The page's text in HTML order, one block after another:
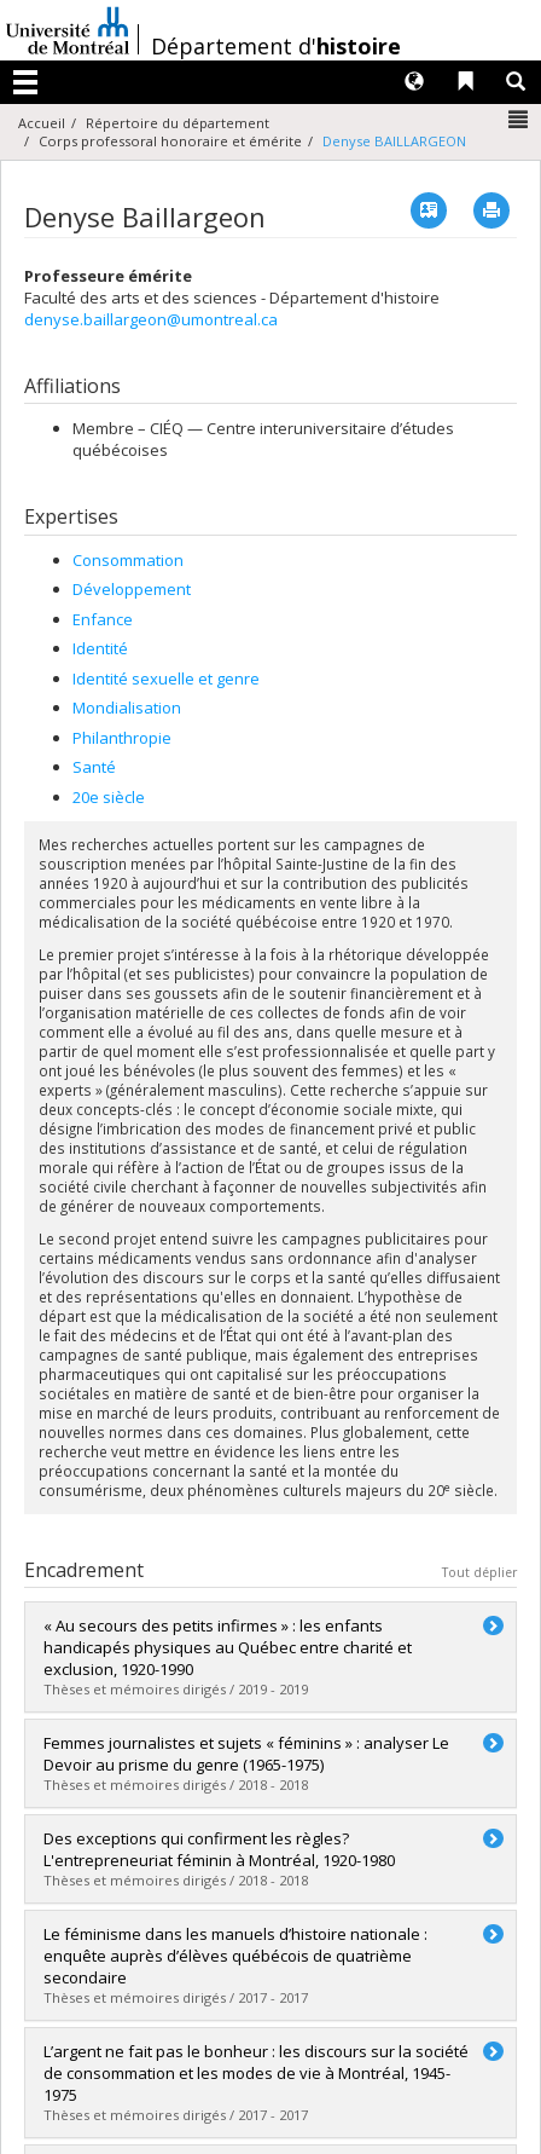
au
contenu
/Département d'histoire
Menu
Liens
Langues
Accueil
Répertoire du département
Corps professoral honoraire et émérite
Denyse BAILLARGEON
Denyse Baillargeon Vcard
Professeure émérite
Faculté des arts et des sciences - Département d'histoire
denyse.baillargeon@umontreal.ca
Affiliations
Membre – CIÉQ — Centre interuniversitaire d’études
québécoises
Expertises
Consommation
Développement
Enfance
Identité
Identité sexuelle et genre
Mondialisation
Philanthropie
Santé
20e siècle
Mes recherches actuelles portent sur les campagnes de
souscription menées par l’hôpital Sainte-Justine de la fin des
années 1920 à aujourd’hui et sur la contribution des publicités
commerciales pour les médicaments en vente libre à la
médicalisation de la société québécoise entre 1920 et 1970.
Le premier projet s’intéresse à la fois à la rhétorique développée
par l’hôpital (et ses publicistes) pour convaincre la population de
puiser dans ses goussets afin de le soutenir financièrement et à
l’organisation matérielle de ces collectes de fonds afin de voir
comment elle a évolué au fil des ans, dans quelle mesure et à
partir de quel moment elle s’est professionnalisée et quelle part y
ont joué les bénévoles (le plus souvent des femmes) et les «
experts » (généralement masculins). Cette recherche s’appuie sur
deux concepts-clés : le concept d’économie sociale mixte, qui
désigne l’imbrication des modes de financement privé et public
des institutions d’assistance et de santé, et celui de régulation
morale qui réfère à l’action de l’État ou de groupes issus de la
société civile cherchant à façonner de nouvelles subjectivités afin
de générer de nouveaux comportements.
Le second projet entend suivre les campagnes publicitaires pour
certains médicaments vendus sans ordonnance afin d'analyser
l’évolution des discours sur le corps et la santé qu’elles diffusaient
et des représentations qu'elles en donnaient. L’hypothèse de
départ est que la médicalisation de la société a été non seulement
le fait des médecins et de l’État qui ont été à l’avant-plan des
campagnes de santé publique, mais également des entreprises
pharmaceutiques qui ont capitalisé sur les préoccupations
sociétales en matière de santé et de bien-être pour organiser la
mise en marché de leurs produits, contribuant au renforcement de
nouvelles normes dans ces domaines. Plus globalement, cette
recherche veut mettre en évidence les liens entre les
préoccupations concernant la santé et la montée du
consumérisme, deux phénomènes culturels majeurs du 20e siècle.
Encadrement Tout déplier
« Au secours des petits infirmes » : les enfants
handicapés physiques au Québec entre charité et
exclusion, 1920-1990
Thèses et mémoires dirigés / 2019 - 2019
Diplômé(e) :Commend, Susanne
Cycle : Doctorat
Diplôme obtenu :Ph. D.
Lien vers le document dans Papyrus
Femmes journalistes et sujets « féminins » : analyser Le
Devoir au prisme du genre (1965-1975)
Thèses et mémoires dirigés / 2018 - 2018
Diplômé(e) :Tanguay, Marilou
Cycle :Maîtrise
Diplôme obtenu :M.A.
Lien vers le document dans Papyrus
Des exceptions qui confirment les règles?
L'entrepreneuriat féminin à Montréal, 1920-1980
Thèses et mémoires dirigés / 2018 - 2018
Diplômé(e) : Gallez, Philomène
Cycle :Doctorat
Diplôme obtenu :
Lien vers le document dans Papyrus
Le féminisme dans les manuels d’histoire nationale :
enquête auprès d’élèves québécois de quatrième
secondaire
Thèses et mémoires dirigés / 2017 - 2017
Diplômé(e) :Brunet, Marie-Hélène
Cycle :Doctorat
Diplôme obtenu :
Lien vers le document dans Papyrus
L’argent ne fait pas le bonheur : les discours sur la société
de consommation et les modes de vie à Montréal, 1945-
1975
Thèses et mémoires dirigés / 2017 - 2017